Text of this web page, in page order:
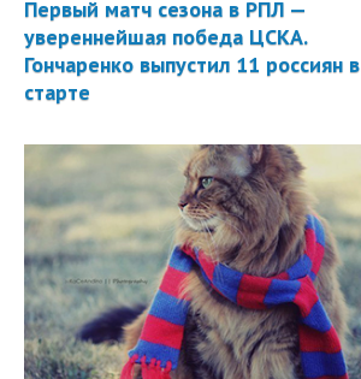
Первый матч сезона в РПЛ —
увереннейшая победа ЦСКА.
Гончаренко выпустил 11 россиян в
старте